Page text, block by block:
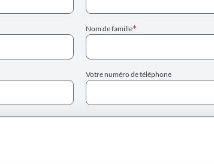
Nom de famille
Votre numéro de téléphone